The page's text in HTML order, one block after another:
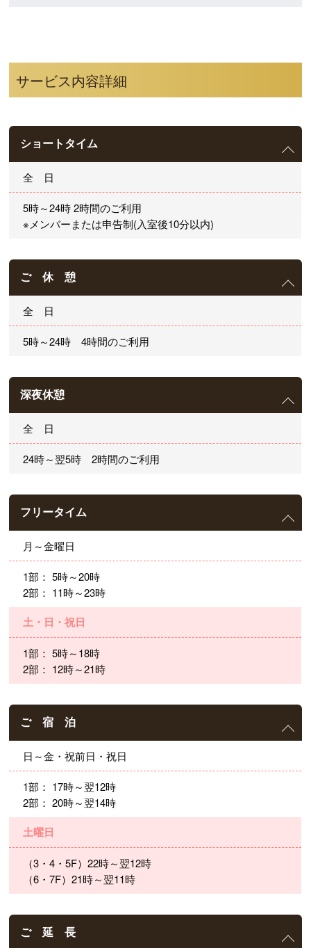
サービス内容詳細
ショートタイム
全 日
5時～24時 2時間のご利用
※メンバーまたは申告制(入室後10分以内)
ご 休 憩
全 日
5時～24時 4時間のご利用
深夜休憩
全 日
24時～翌5時 2時間のご利用
フリータイム
月～金曜日
1部： 5時～20時
2部： 11時～23時
土・日・祝日
1部： 5時～18時
2部： 12時～21時
ご 宿 泊
日～金・祝前日・祝日
1部： 17時～翌12時
2部： 20時～翌14時
土曜日
（3・4・5F）22時～翌12時
（6・7F）21時～翌11時
ご 延 長